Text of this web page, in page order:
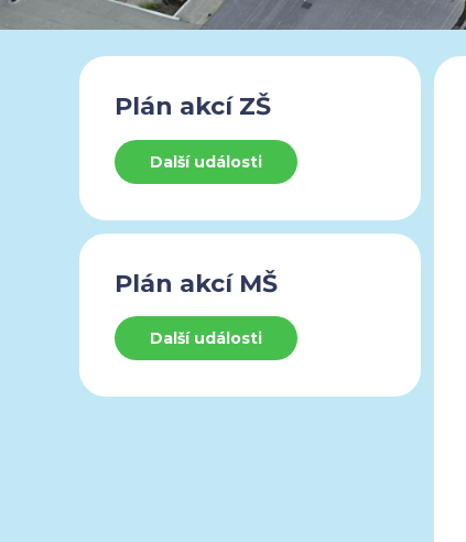
Plán akcí ZŠ
Další události
Plán akcí MŠ
Další události